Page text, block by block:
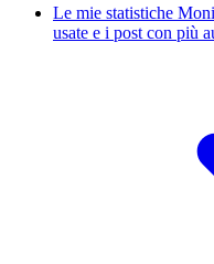
Le mie statistiche
usate e i post con più